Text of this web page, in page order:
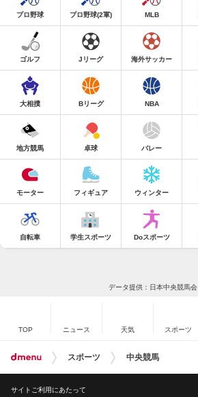
プロ野球 プロ野球(2軍) MLB
ゴルフ Jリーグ 海外サッカー
大相撲 Bリーグ NBA
地方競馬 卓球 バレー
モーター フィギュア ウィンター
自転車 学生スポーツ Doスポーツ
データ提供：日本中央競馬会
TOP ニュース 天気 スポーツ
スポーツ 中央競馬
サイトご利用にあたって